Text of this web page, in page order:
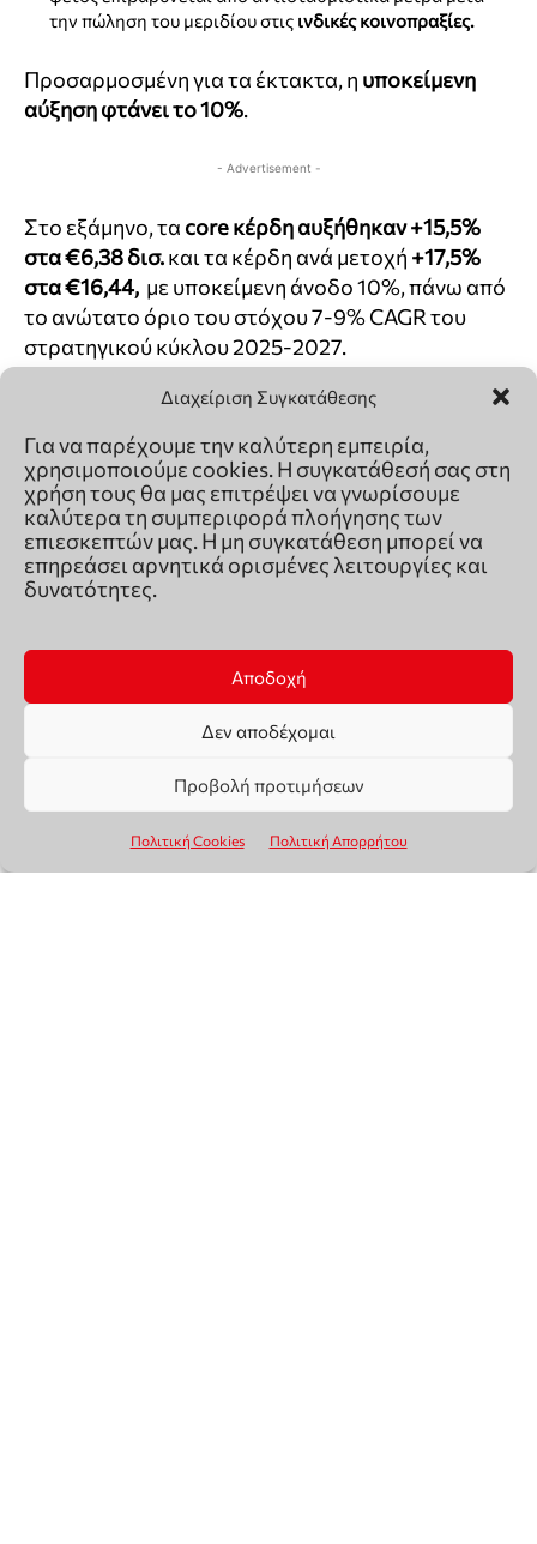
Διαχείριση Συγκατάθεσης
Για να παρέχουμε την καλύτερη εμπειρία,
χρησιμοποιούμε cookies. Η συγκατάθεσή σας στη
χρήση τους θα μας επιτρέψει να γνωρίσουμε
καλύτερα τη συμπεριφορά πλοήγησης των
επιεσκεπτών μας. Η μη συγκατάθεση μπορεί να
επηρεάσει αρνητικά ορισμένες λειτουργίες και
δυνατότητες.
Αποδοχή
Δεν αποδέχομαι
Προβολή προτιμήσεων
Πολιτική Cookies Πολιτική Απορρήτου